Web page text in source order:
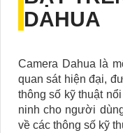
DAHUA
Camera Dahua là
quan sát hiện đại,
thông số kỹ thuật
ninh cho người
về các thông số kỹ